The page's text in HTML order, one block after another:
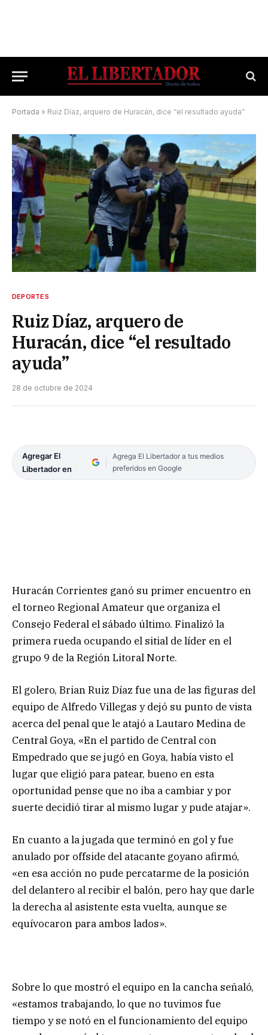
Portada » Ruiz Díaz, arquero de Huracán, dice “el resultado ayuda”
DEPORTES
Ruiz Díaz, arquero de
Huracán, dice “el resultado
ayuda”
28 de octubre de 2024
Agregar El
Libertador en
Agrega El Libertador a tus medios
preferidos en Google
Huracán Corrientes ganó su primer encuentro en
el torneo Regional Amateur que organiza el
Consejo Federal el sábado último. Finalizó la
primera rueda ocupando el sitial de líder en el
grupo 9 de la Región Litoral Norte.
El golero, Brian Ruiz Díaz fue una de las figuras del
equipo de Alfredo Villegas y dejó su punto de vista
acerca del penal que le atajó a Lautaro Medina de
Central Goya, «En el partido de Central con
Empedrado que se jugó en Goya, había visto el
lugar que eligió para patear, bueno en esta
oportunidad pense que no iba a cambiar y por
suerte decidió tirar al mismo lugar y pude atajar».
En cuanto a la jugada que terminó en gol y fue
anulado por offside del atacante goyano afirmó,
«en esa acción no pude percatarme de la posición
del delantero al recibir el balón, pero hay que darle
la derecha al asistente esta vuelta, aunque se
equívocaron para ambos lados».
Sobre lo que mostró el equipo en la cancha señaló,
«estamos trabajando, lo que no tuvimos fue
tiempo y se notó en el funcionamiento del equipo